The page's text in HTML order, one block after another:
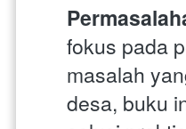
fokus pada
masalah
desa, buku